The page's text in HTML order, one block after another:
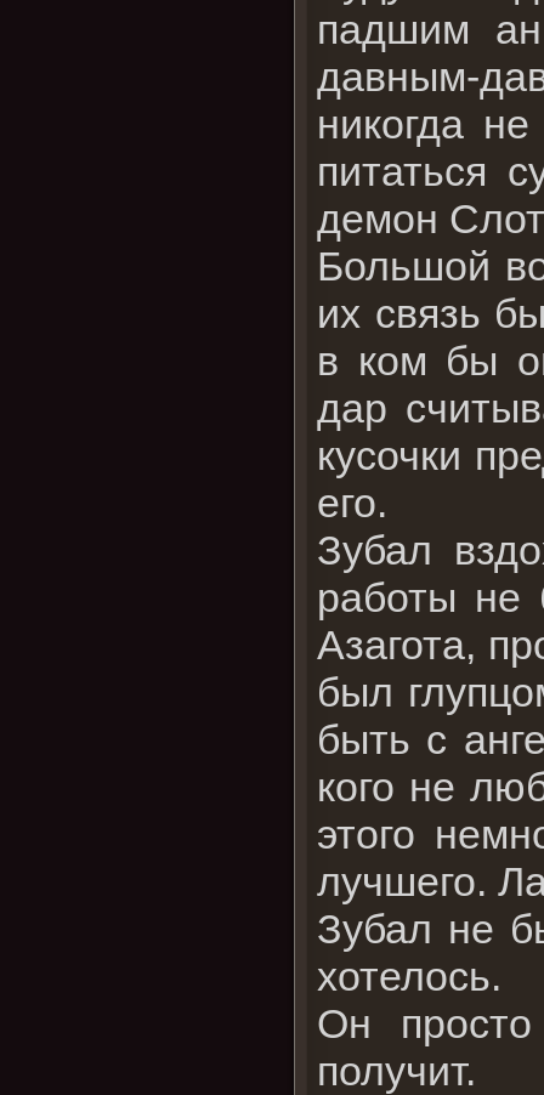
падшим
давным-
никогда
питаться
демон
Большой
их связь
в ком бы
дар
кусочки
его.
Зубал
работы не
Азагота,
был
быть с
кого не
этого
лучшего.
Зубал не
хотелось.
Он
получит.